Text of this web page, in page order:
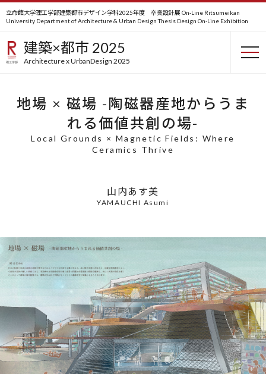
立命館大学理工学部建築都市デザイン学科2025年度 卒業設計展 On-Line Ritsumeikan
University Department of Architecture & Urban Design Thesis Design On-Line Exhibition
建築×都市 2025
Architecture x UrbanDesign 2025
the Hiei Prize
地場 × 磁場 -陶磁器産地からうま
れる価値共創の場-
Local Grounds × Magnetic Fields: Where
Ceramics Thrive
山内あす美
YAMAUCHI Asumi